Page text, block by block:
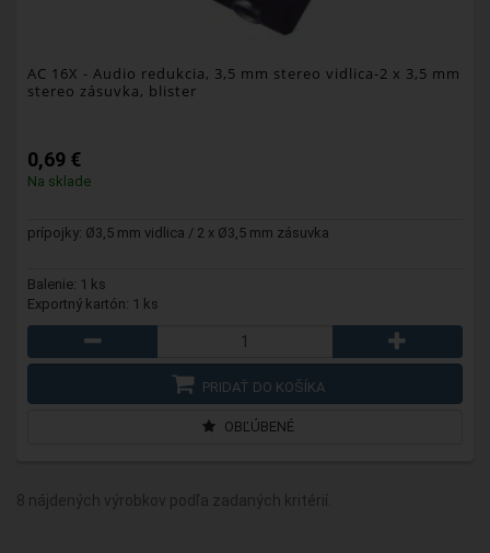
AC 16X - Audio redukcia, 3,5 mm stereo vidlica-2 x 3,5 mm
stereo zásuvka, blister
0,69 €
Na sklade
prípojky: Ø3,5 mm vidlica / 2 x Ø3,5 mm zásuvka
Balenie: 1 ks
Exportný kartón: 1 ks
PRIDAŤ DO KOŠÍKA
OBĽÚBENÉ
8 nájdených výrobkov podľa zadaných kritérií.